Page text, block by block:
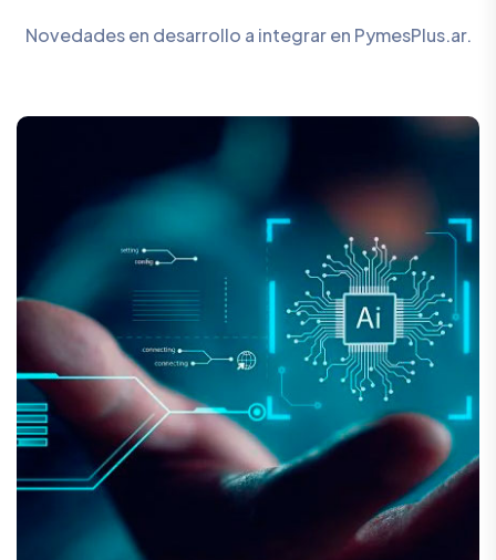
Novedades en desarrollo a integrar en PymesPlus.ar.